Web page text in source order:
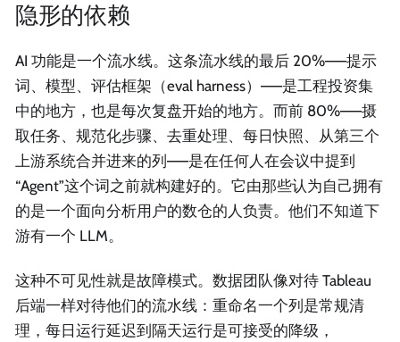
隐形的依赖
AI 功能是一个流水线。这条流水线的最后 20%——提示
词、模型、评估框架（eval harness）——是工程投资集
中的地方，也是每次复盘开始的地方。而前 80%——摄
取任务、规范化步骤、去重处理、每日快照、从第三个
上游系统合并进来的列——是在任何人在会议中提到
“Agent”这个词之前就构建好的。它由那些认为自己拥有
的是一个面向分析用户的数仓的人负责。他们不知道下
游有一个 LLM。
这种不可见性就是故障模式。数据团队像对待 Tableau
后端一样对待他们的流水线：重命名一个列是常规清
理，每日运行延迟到隔天运行是可接受的降级，